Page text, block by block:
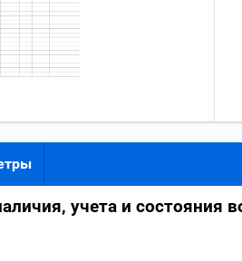
учета и состояния